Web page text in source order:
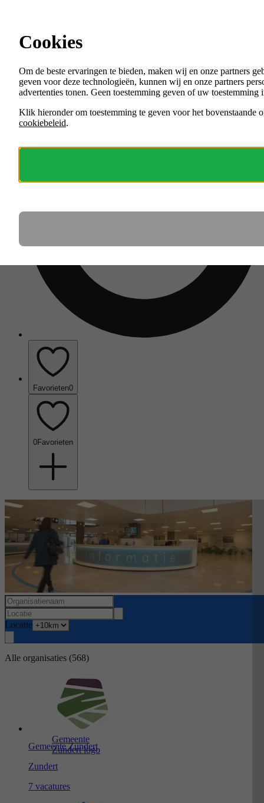
Menu
VACATURES
ORGANISATIES
Favorieten0
0Favorieten
Locatie
Alle organisaties (568)
Gemeente
Zundert logo
Gemeente Zundert
Zundert
7 vacatures
Cookies
Om de beste ervaringen te bieden, maken wij en onze partners
geven voor deze technologieën, kunnen wij en onze partners
advertenties tonen. Geen toestemming geven of uw
Klik hieronder om toestemming te geven voor het bovenstaande
cookiebeleid.